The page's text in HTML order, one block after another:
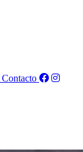
Contacto